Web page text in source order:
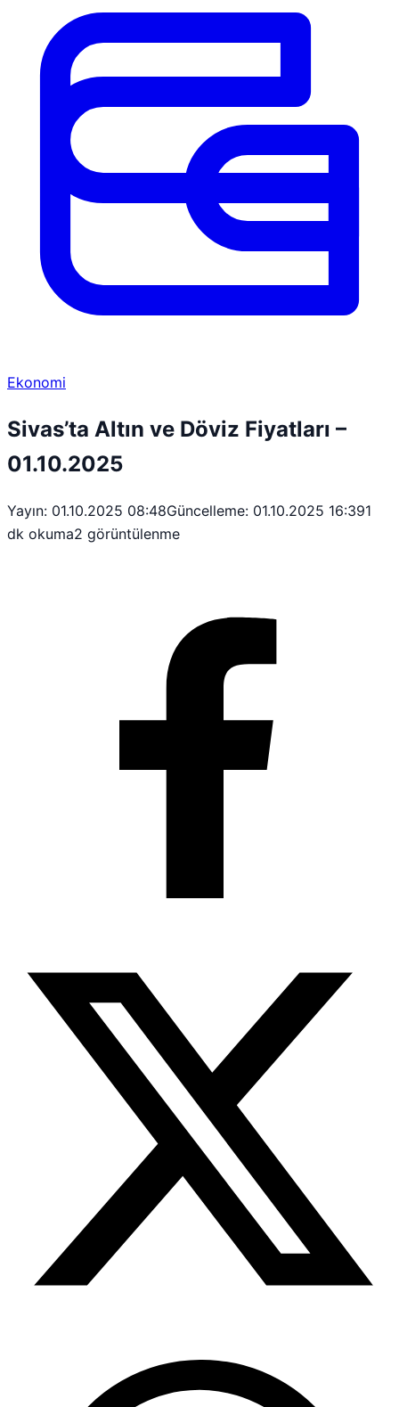
Ekonomi
Sivas’ta Altın ve Döviz Fiyatları –
01.10.2025
Yayın: 01.10.2025 08:48Güncelleme: 01.10.2025 16:391
dk okuma2 görüntülenme